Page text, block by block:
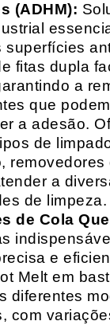
(ADHM):
superfícies
fitas dupla
a
que podem
a adesão.
de
removedores
a
de limpeza.
de Cola
e
Melt em
diferentes
com